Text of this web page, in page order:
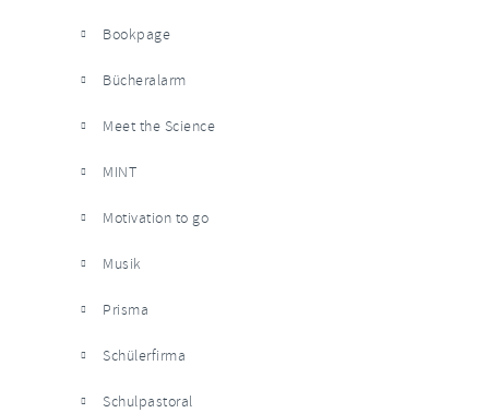
Bookpage
Bücheralarm
Meet the Science
MINT
Motivation to go
Musik
Prisma
Schülerfirma
Schulpastoral